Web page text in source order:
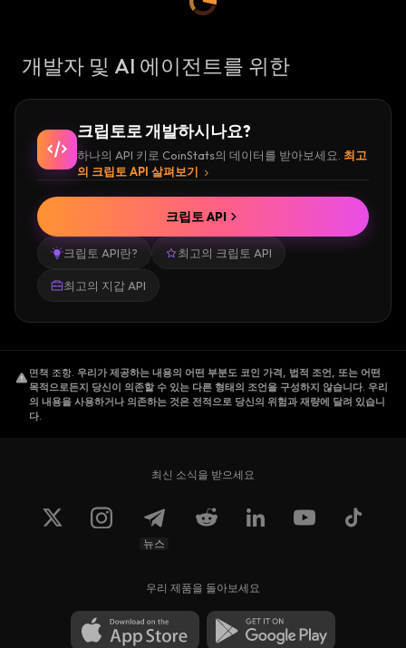
개발자 및 AI 에이전트를 위한
크립토로 개발하시나요?
하나의 API 키로 CoinStats의 데이터를 받아보세요. 최고
의 크립토 API 살펴보기
크립토 API란? 최고의 크립토 API
최고의 지갑 API
크립토 API
면책 조항. 우리가 제공하는 내용의 어떤 부분도 코인 가격, 법적 조언, 또는 어떤
목적으로든지 당신이 의존할 수 있는 다른 형태의 조언을 구성하지 않습니다. 우리
의 내용을 사용하거나 의존하는 것은 전적으로 당신의 위험과 재량에 달려 있습니
다.
최신 소식을 받으세요
뉴스
우리 제품을 돌아보세요